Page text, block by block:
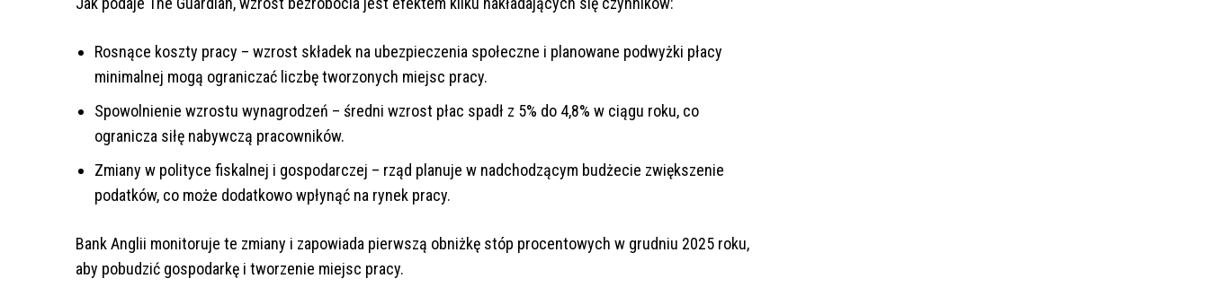
Rosnące koszty pracy – wzrost składek na ubezpieczenia społeczne i planowane podwyżki płacy
minimalnej mogą ograniczać liczbę tworzonych miejsc pracy.
Spowolnienie wzrostu wynagrodzeń – średni wzrost płac spadł z 5% do 4,8% w ciągu roku, co
ogranicza siłę nabywczą pracowników.
Zmiany w polityce fiskalnej i gospodarczej – rząd planuje w nadchodzącym budżecie zwiększenie
podatków, co może dodatkowo wpłynąć na rynek pracy.
Bank Anglii monitoruje te zmiany i zapowiada pierwszą obniżkę stóp procentowych w grudniu 2025 roku,
aby pobudzić gospodarkę i tworzenie miejsc pracy.